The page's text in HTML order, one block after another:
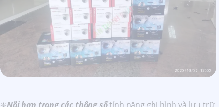
❇️Nỗi hơn trong các thông sốtính năng ghi hình và lưu trữ